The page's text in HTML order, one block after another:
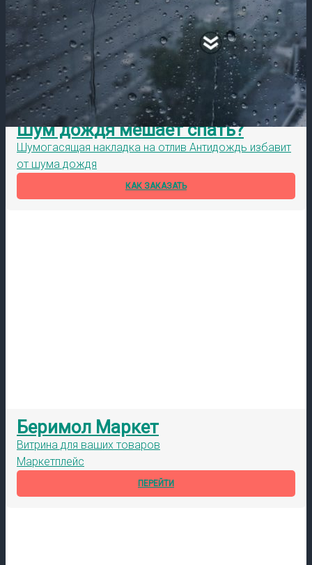
Шум дождя мешает спать?
Шумогасящая накладка на отлив Антидождь избавит
от шума дождя
КАК ЗАКАЗАТЬ
Беримол Маркет
Витрина для ваших товаров
Маркетплейс
ПЕРЕЙТИ